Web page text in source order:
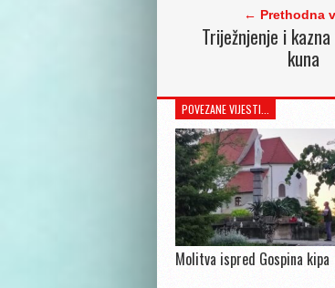
← Prethodna
Triježnjenje i
kuna
POVEZANE VIJESTI...
Molitva ispred Gospina kipa